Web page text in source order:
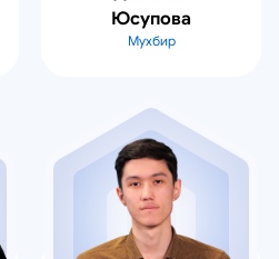
Юсупова
Мухбир